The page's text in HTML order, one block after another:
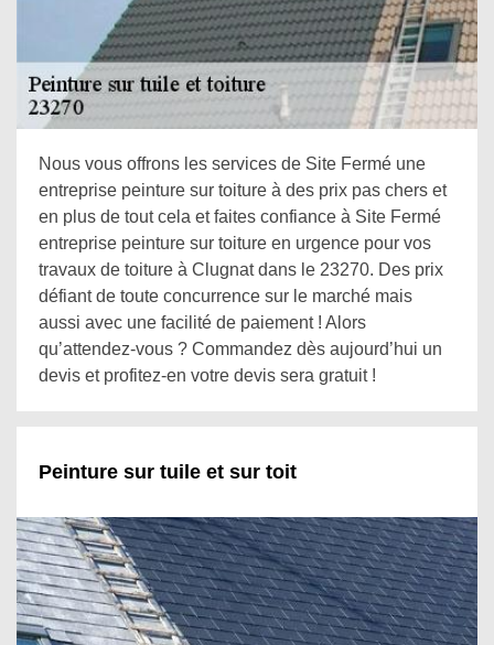
Nous vous offrons les services de Site Fermé une
entreprise peinture sur toiture à des prix pas chers et
en plus de tout cela et faites confiance à Site Fermé
entreprise peinture sur toiture en urgence pour vos
travaux de toiture à Clugnat dans le 23270. Des prix
défiant de toute concurrence sur le marché mais
aussi avec une facilité de paiement ! Alors
qu’attendez-vous ? Commandez dès aujourd’hui un
devis et profitez-en votre devis sera gratuit !
Peinture sur tuile et sur toit